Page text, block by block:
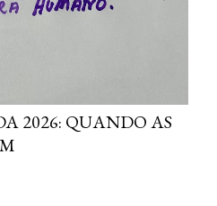
2026: QUANDO AS